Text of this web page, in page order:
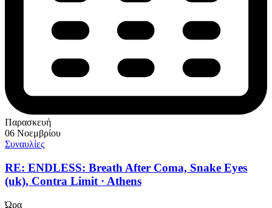
Παρασκευή
06 Νοεμβρίου
Συναυλίες
RE: ENDLESS: Breath After Coma, Snake Eyes
(uk), Contra Limit · Athens
Ώρα